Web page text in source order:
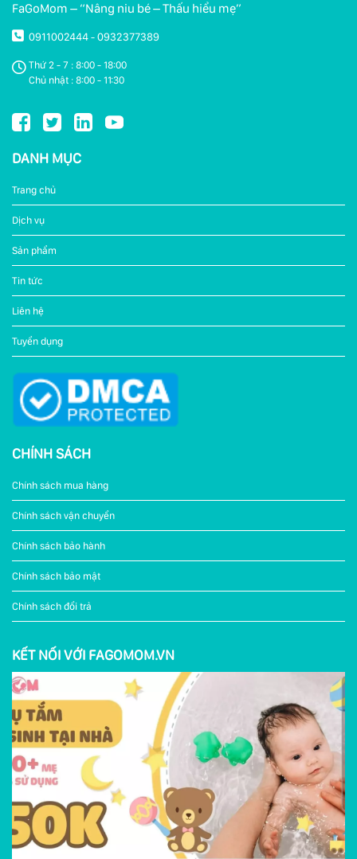
FaGoMom – “Nâng niu bé – Thấu hiểu mẹ”
0911002444 - 0932377389
Thứ 2 - 7 : 8:00 - 18:00
Chủ nhật : 8:00 - 11:30
DANH MỤC
Trang chủ
Dịch vụ
Sản phẩm
Tin tức
Liên hệ
Tuyển dụng
CHÍNH SÁCH
Chính sách mua hàng
Chính sách vận chuyển
Chính sách bảo hành
Chính sách bảo mật
Chính sách đổi trả
KẾT NỐI VỚI FAGOMOM.VN